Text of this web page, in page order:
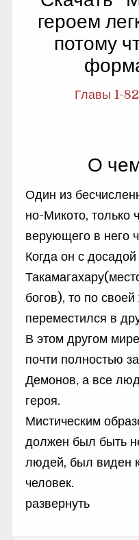
героем
потому
Главы 1-
О
Один из
но-Микото, только
верующего в него
Когда он с
богов), то по
переместился в
В этом другом
почти полностью
Демонов, а все
героя.
Мистическим
должен был быть
людей, был виден
человек.
развернуть